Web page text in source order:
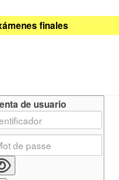
finales
de usuario